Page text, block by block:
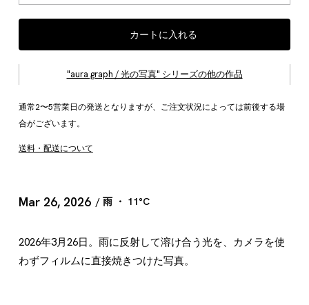
カートに入れる
"aura graph / 光の写真" シリーズの他の作品
通常2〜5営業日の発送となりますが、ご注文状況によっては前後する場
合がございます。
送料・配送について
Mar 26, 2026 / 雨 ・ 11°C
2026年3月26日。雨に反射して溶け合う光を、カメラを使
わずフィルムに直接焼きつけた写真。